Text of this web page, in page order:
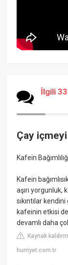
İlgili
Çay
Kafein
Kafein
aşırı
sıkıntılar
kafeinin etkisi de
devamlı daha
Kaynak
hurriyet.com.tr